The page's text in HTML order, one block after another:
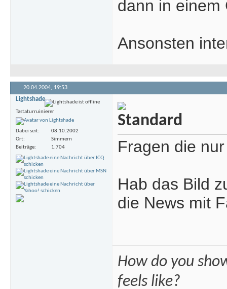
dann in
Ansonsten
20.04.2004, 19:53
Lightshade
Tastaturruinierer
Dabei seit
08.10.2002
Ort
Simmern
Beiträge
1.704 Fragen die
Hab das Bild
die News mit
How do you
feels like?